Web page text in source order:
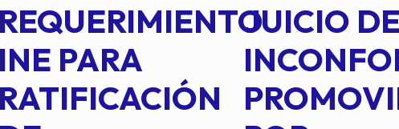
REQUERIMIENTO
INE PARA
RATIFICACIÓN
JUICIO DE